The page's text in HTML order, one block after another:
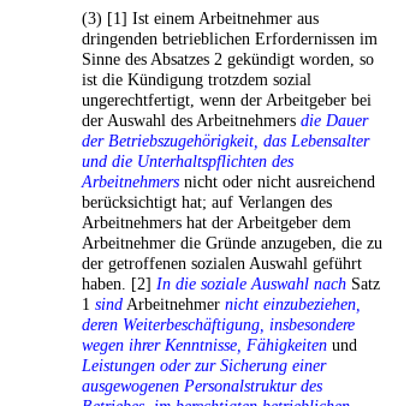
(3) [1] Ist einem Arbeitnehmer aus
dringenden betrieblichen Erfordernissen im
Sinne des Absatzes 2 gekündigt worden, so
ist die Kündigung trotzdem sozial
ungerechtfertigt, wenn der Arbeitgeber bei
der Auswahl des Arbeitnehmers die Dauer
der Betriebszugehörigkeit, das Lebensalter
und die Unterhaltspflichten des
Arbeitnehmers nicht oder nicht ausreichend
berücksichtigt hat; auf Verlangen des
Arbeitnehmers hat der Arbeitgeber dem
Arbeitnehmer die Gründe anzugeben, die zu
der getroffenen sozialen Auswahl geführt
haben. [2] In die soziale Auswahl nach Satz
1 sindArbeitnehmer nicht einzubeziehen,
deren Weiterbeschäftigung, insbesondere
wegen ihrer Kenntnisse, Fähigkeiten und
Leistungen oder zur Sicherung einer
ausgewogenen Personalstruktur des